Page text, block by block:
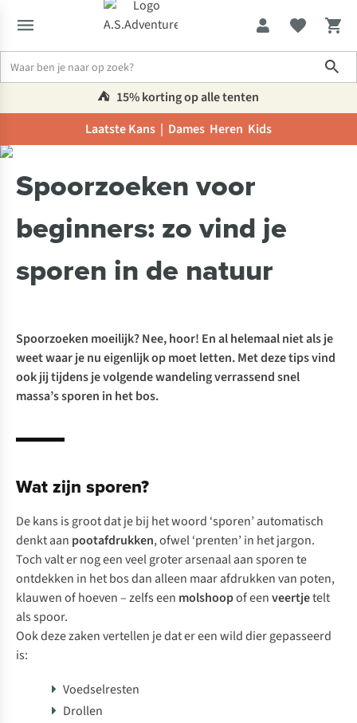
⛺️ 15% korting op alle tenten
Laatste Kans | Dames Heren Kids
Spoorzoeken voor
beginners: zo vind je
sporen in de natuur
Spoorzoeken moeilijk? Nee, hoor! En al helemaal niet als je
weet waar je nu eigenlijk op moet letten. Met deze tips vind
ook jij tijdens je volgende wandeling verrassend snel
massa’s sporen in het bos.
Wat zijn sporen?
De kans is groot dat je bij het woord ‘sporen’ automatisch
denkt aan pootafdrukken, ofwel ‘prenten’ in het jargon.
Toch valt er nog een veel groter arsenaal aan sporen te
ontdekken in het bos dan alleen maar afdrukken van poten,
klauwen of hoeven – zelfs een molshoopof eenveertjetelt
als spoor.
Ook deze zaken vertellen je dat er een wild dier gepasseerd
is:
Voedselresten
Drollen